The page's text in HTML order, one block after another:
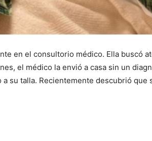
en el consultorio médico. Ella buscó
el médico la envió a casa sin un
su talla. Recientemente descubrió que